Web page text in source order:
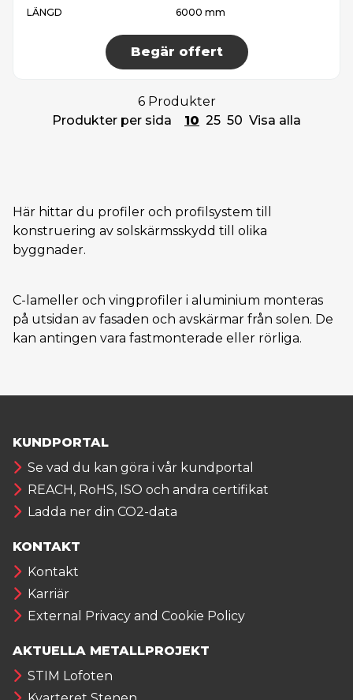
LÄNGD
6000 mm
Begär offert
6 Produkter
Produkter per sida
10 25 50 Visa alla
Här hittar du profiler och profilsystem till
konstruering av solskärmsskydd till olika
byggnader.
C-lameller och vingprofiler i aluminium monteras
på utsidan av fasaden och avskärmar från solen. De
kan antingen vara fastmonterade eller rörliga.
KUNDPORTAL
Se vad du kan göra i vår kundportal
REACH, RoHS, ISO och andra certifikat
Ladda ner din CO2-data
KONTAKT
Kontakt
Karriär
External Privacy and Cookie Policy
AKTUELLA METALLPROJEKT
STIM Lofoten